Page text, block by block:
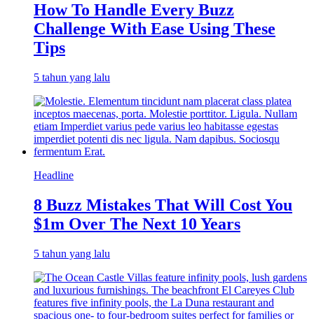
How To Handle Every Buzz
Challenge With Ease Using These
Tips
5 tahun yang lalu
Headline
8 Buzz Mistakes That Will Cost You
$1m Over The Next 10 Years
5 tahun yang lalu